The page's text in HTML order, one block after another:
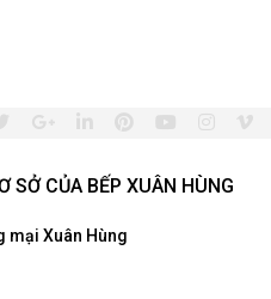
SỞ CỦA BẾP XUÂN HÙNG
mại Xuân Hùng